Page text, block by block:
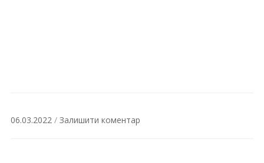
06.03.2022 / Залишити коментар